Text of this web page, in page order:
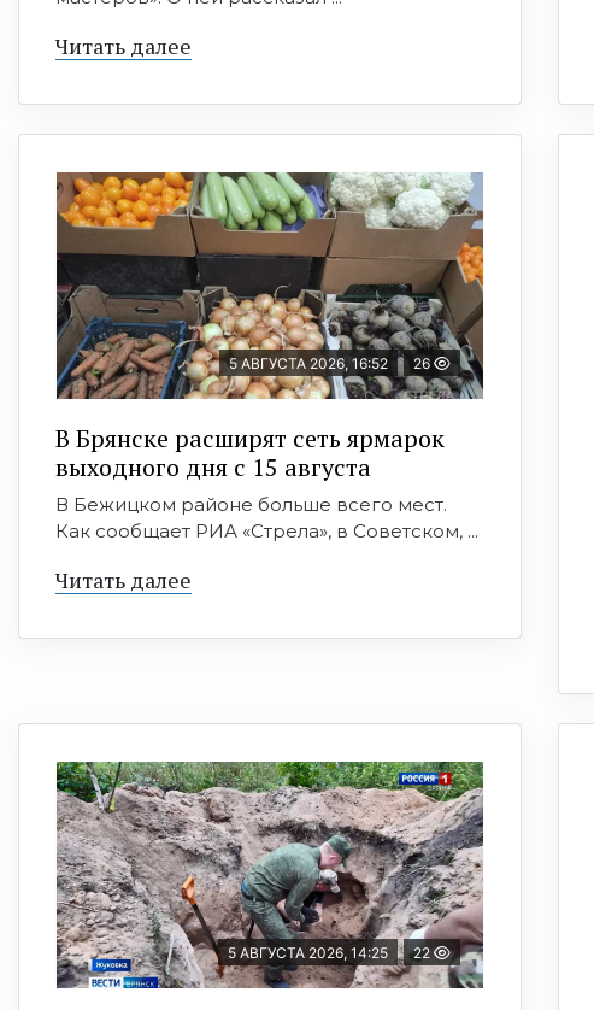
Читать далее
5 АВГУСТА 2026, 16:52 26
В Брянске расширят сеть ярмарок
выходного дня с 15 августа
В Бежицком районе больше всего мест.
Как сообщает РИА «Стрела», в Советском, ...
Читать далее
5 АВГУСТА 2026, 14:25 22